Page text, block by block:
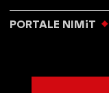
PORTALE NIMiT